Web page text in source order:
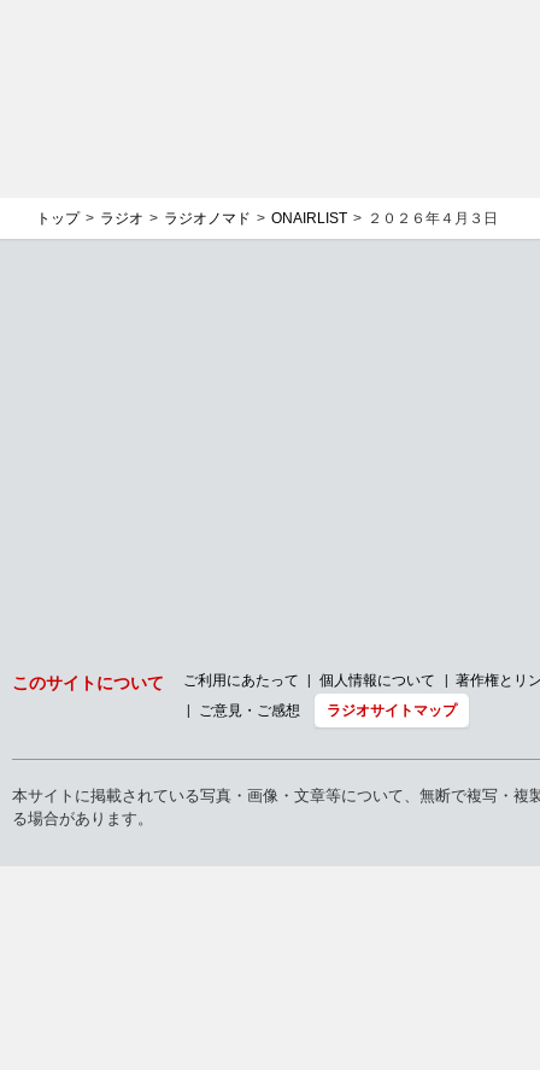
トップ ラジオ ラジオノマド ONAIRLIST ２０２６年４月３日
このサイトについて ご利用にあたって 個人情報について
著作権とリ
ご意見・ご感想
ラジオサイトマップ
本サイトに掲載されている写真・画像・文章等について、無断で複写・
る場合があります。